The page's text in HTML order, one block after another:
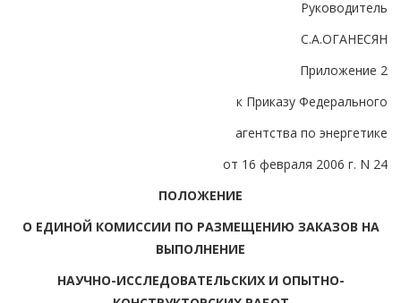
Руководитель
С.А.ОГАНЕСЯН
Приложение 2
к Приказу Федерального
агентства по энергетике
от 16 февраля 2006 г. N 24
ПОЛОЖЕНИЕ
О ЕДИНОЙ КОМИССИИ ПО РАЗМЕЩЕНИЮ ЗАКАЗОВ НА
ВЫПОЛНЕНИЕ
НАУЧНО-ИССЛЕДОВАТЕЛЬСКИХ И ОПЫТНО-